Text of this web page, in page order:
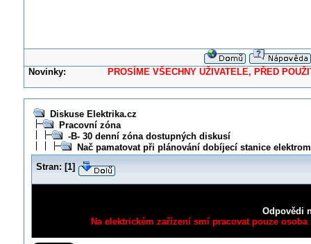
Novinky: PROSÍME VŠECHNY UŽIVATELE, PŘED
Diskuse Elektrika.cz
Pracovní zóna
-B- 30 denní zóna dostupných diskusí
Nač pamatovat při plánování dobíjecí stanice
Stran: [1]
Odpovědi
Na elektrickém zařízení smí pracovat pouze